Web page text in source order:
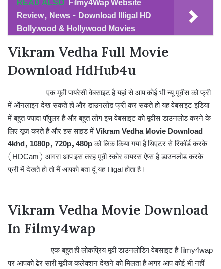
READ ALSO Filmy4Wap Website
Review, News - Download Illigal HD
Bollywood & Hollywood Movies
Vikram Vedha Full Movie
Download HdHub4u
एक मूवी पायरेसी वेबसाइट है यहां से आप कोई भी न्यू मूवीस को फ्री
में ऑनलाइन देख सकते हो और डाउनलोड फ्री कर सकते हो यह वेबसाइट इंडिया
में बहुत ज्यादा पॉपुलर है और बहुत लोग इस वेबसाइट को मूवीस डाउनलोड करने के
लिए यूज करते हैं और इस साइड में Vikram Vedha Movie Download
4khd, 1080p, 720p, 480pको लिक किया गया है थिएटर से रिकॉर्ड करके
(HDCam) आगरा आप इस तरह मूवी स्कोर वायरस ऐप्स है डाउनलोड करके
फ्री में देखते हो तो मैं आपको बता दूं यह Illigal होता है।
Vikram Vedha Movie Download
In Filmy4wap
एक बहुत ही लोकप्रिय मूवी डाउनलोडिंग वेबसाइट है filmy4wap
पर आपको ढेर सारी मूवीज कलेक्शन देखने को मिलता है अगर आप कोई भी नहीं